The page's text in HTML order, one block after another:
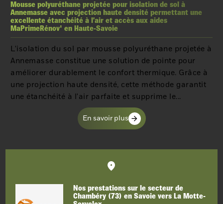
Mousse polyuréthane projetée pour isolation de sol à
Annemasse avec projection haute densité permettant une
excellente étanchéité à l’air et accès aux aides
MaPrimeRénov' en Haute-Savoie
L'isolation du sol par mousse polyuréthane projetée à
Annemasse constitue une solution de pointe pour
améliorer durablement le confort thermique. Grâce à
une projection haute densité, cette méthode garantit
une étanchéité à l'air parfaite et supprime le...
En savoir plus
Nos prestations sur le secteur de
Chambéry (73) en Savoie vers La Motte-